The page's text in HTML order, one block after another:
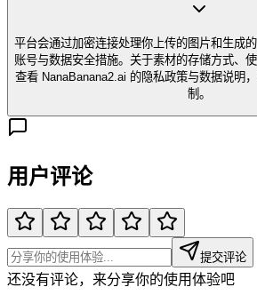
平台会通过加密连接处理你上传的图片和生成
账号与数据安全措施。关于素材的存储方式、
查看 NanaBanana2.ai 的隐私政策与数据说明
制。
用户评论
提交评论
还没有评论，来分享你的使用体验吧